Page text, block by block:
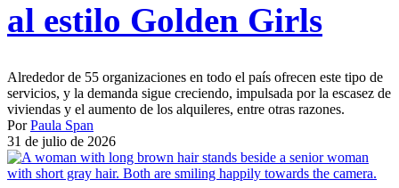
al estilo Golden Girls
Alrededor de 55 organizaciones en todo el país ofrecen este tipo de
servicios, y la demanda sigue creciendo, impulsada por la escasez de
viviendas y el aumento de los alquileres, entre otras razones.
PorPaula Span
31 de julio de 2026